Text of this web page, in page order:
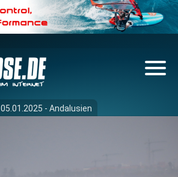
05.01.2025 - Andalusien